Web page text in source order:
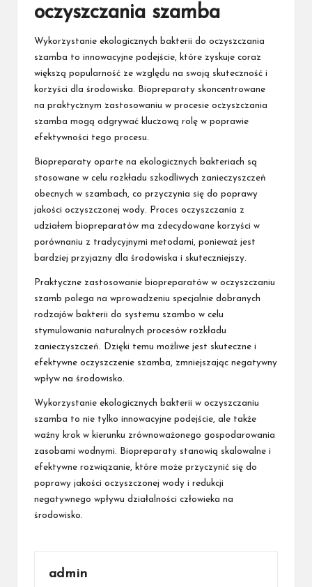
oczyszczania szamba
Wykorzystanie ekologicznych bakterii do oczyszczania
szamba to innowacyjne podejście, które zyskuje coraz
większą popularność ze względu na swoją skuteczność i
korzyści dla środowiska. Biopreparaty skoncentrowane
na praktycznym zastosowaniu w procesie oczyszczania
szamba mogą odgrywać kluczową rolę w poprawie
efektywności tego procesu.
Biopreparaty oparte na ekologicznych bakteriach są
stosowane w celu rozkładu szkodliwych zanieczyszczeń
obecnych w szambach, co przyczynia się do poprawy
jakości oczyszczonej wody. Proces oczyszczania z
udziałem biopreparatów ma zdecydowane korzyści w
porównaniu z tradycyjnymi metodami, ponieważ jest
bardziej przyjazny dla środowiska i skuteczniejszy.
Praktyczne zastosowanie biopreparatów w oczyszczaniu
szamb polega na wprowadzeniu specjalnie dobranych
rodzajów bakterii do systemu szambo w celu
stymulowania naturalnych procesów rozkładu
zanieczyszczeń. Dzięki temu możliwe jest skuteczne i
efektywne oczyszczenie szamba, zmniejszając negatywny
wpływ na środowisko.
Wykorzystanie ekologicznych bakterii w oczyszczaniu
szamba to nie tylko innowacyjne podejście, ale także
ważny krok w kierunku zrównoważonego gospodarowania
zasobami wodnymi. Biopreparaty stanowią skalowalne i
efektywne rozwiązanie, które może przyczynić się do
poprawy jakości oczyszczonej wody i redukcji
negatywnego wpływu działalności człowieka na
środowisko.
admin